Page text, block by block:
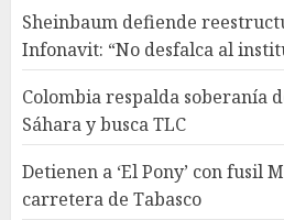
Sheinbaum defiende
Infonavit: “No desfalca al
Colombia respalda soberanía
Sáhara y busca TLC
Detienen a ‘El Pony’ con fusil
carretera de Tabasco
4
AGOSTO 9,
5
Melanie
con
AGOSTO